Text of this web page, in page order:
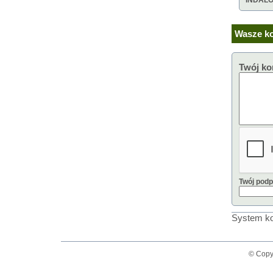
Wasze
Twój
Twój
System
©